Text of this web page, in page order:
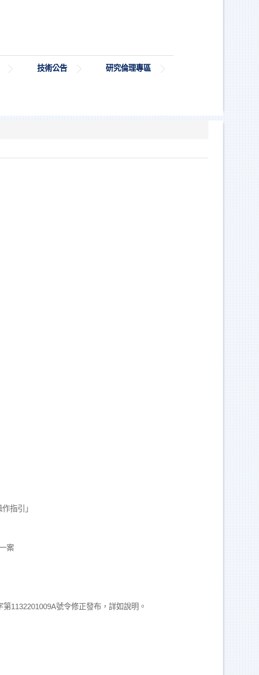
技術公告 研究倫理專區
指引」
案
1132201009A號令修正發布，詳如說明。